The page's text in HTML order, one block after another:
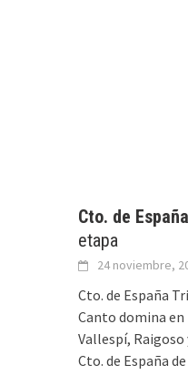
Cto. de
etapa
24 noviembre,
Cto. de España
Canto domina
Vallespí,
Cto. de España